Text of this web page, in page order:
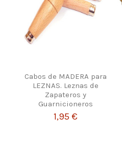
Cabos de MADERA para
LEZNAS. Leznas de
Zapateros y
Guarnicioneros
1,95 €